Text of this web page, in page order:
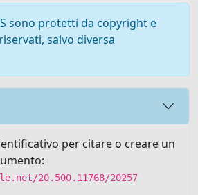
sono protetti da copyright e
salvo diversa
per citare o creare un
20.500.11768/20257